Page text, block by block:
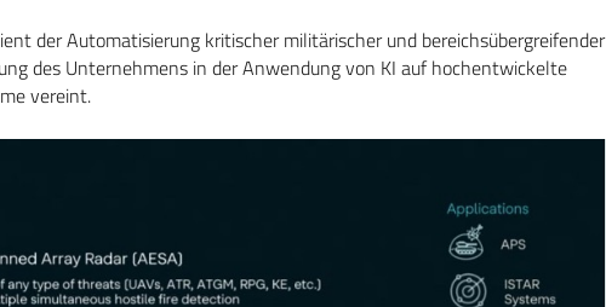
der Automatisierung kritischer militärischer und bereichsübergreifender
des Unternehmens in der Anwendung von KI auf hochentwickelte
vereint.